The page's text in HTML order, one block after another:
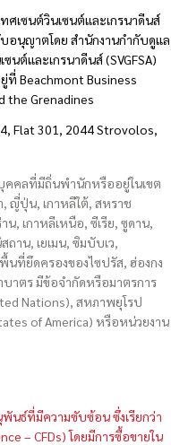
ศเซนต์วินเซนต์และเกรนาดีนส์
อนุญาตโดย สำนักงานกำกับดูแล
นต์และเกรนาดีนส์ (SVGFSA)
ที่ Beachmont Business
the Grenadines
Flat 301, 2044 Strovolos,
คคลที่มีถิ่นพำนักหรืออยู่ในเขต
ญี่ปุ่น, เกาหลีใต้, สหราช
, เกาหลีเหนือ, ซีเรีย, ซูดาน,
ถาน, เยเมน, ซิมบับเว,
พื้นที่ยึดครองของไซปรัส, ฮ่องกง
บาตร มีข้อจำกัดหรือมาตรการ
Nations), สหภาพยุโรป
of America) หรือหน่วยงาน
นธ์ที่มีความซับซ้อน ซึ่งเรียกว่า
– CFDs) โดยมีการซื้อขายใน